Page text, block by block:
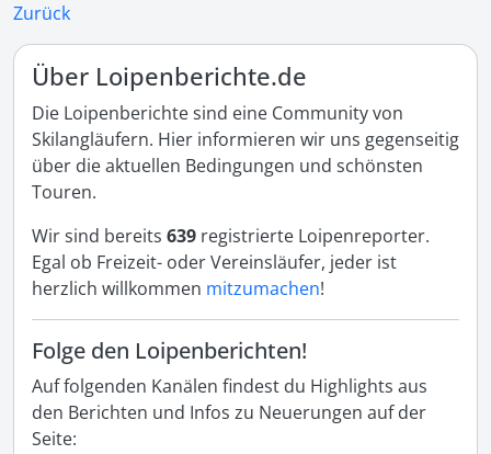
Zurück
Über Loipenberichte.de
Die Loipenberichte sind eine Community von
Skilangläufern. Hier informieren wir uns gegenseitig
über die aktuellen Bedingungen und schönsten
Touren.
Wir sind bereits 639 registrierte Loipenreporter.
Egal ob Freizeit- oder Vereinsläufer, jeder ist
herzlich willkommen mitzumachen!
Folge den Loipenberichten!
Auf folgenden Kanälen findest du Highlights aus
den Berichten und Infos zu Neuerungen auf der
Seite: